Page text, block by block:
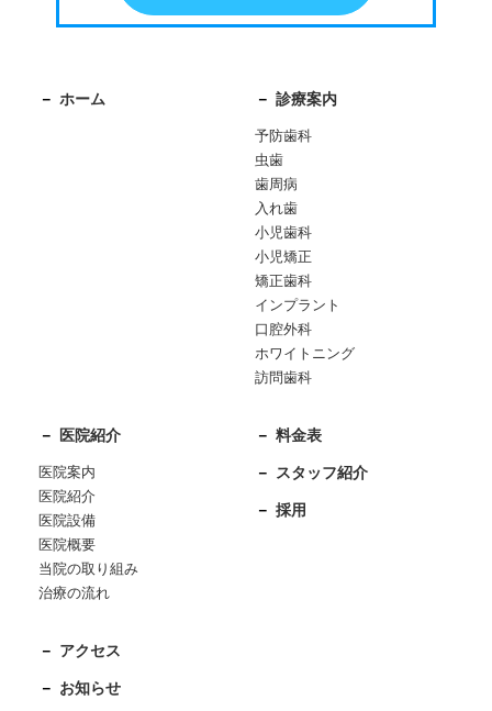
ホーム 診療案内
予防歯科
虫歯
歯周病
入れ歯
小児歯科
小児矯正
矯正歯科
インプラント
口腔外科
ホワイトニング
訪問歯科
医院紹介
医院案内
医院紹介
医院設備
医院概要
当院の取り組み
治療の流れ
料金表
スタッフ紹介
採用
アクセス
お知らせ